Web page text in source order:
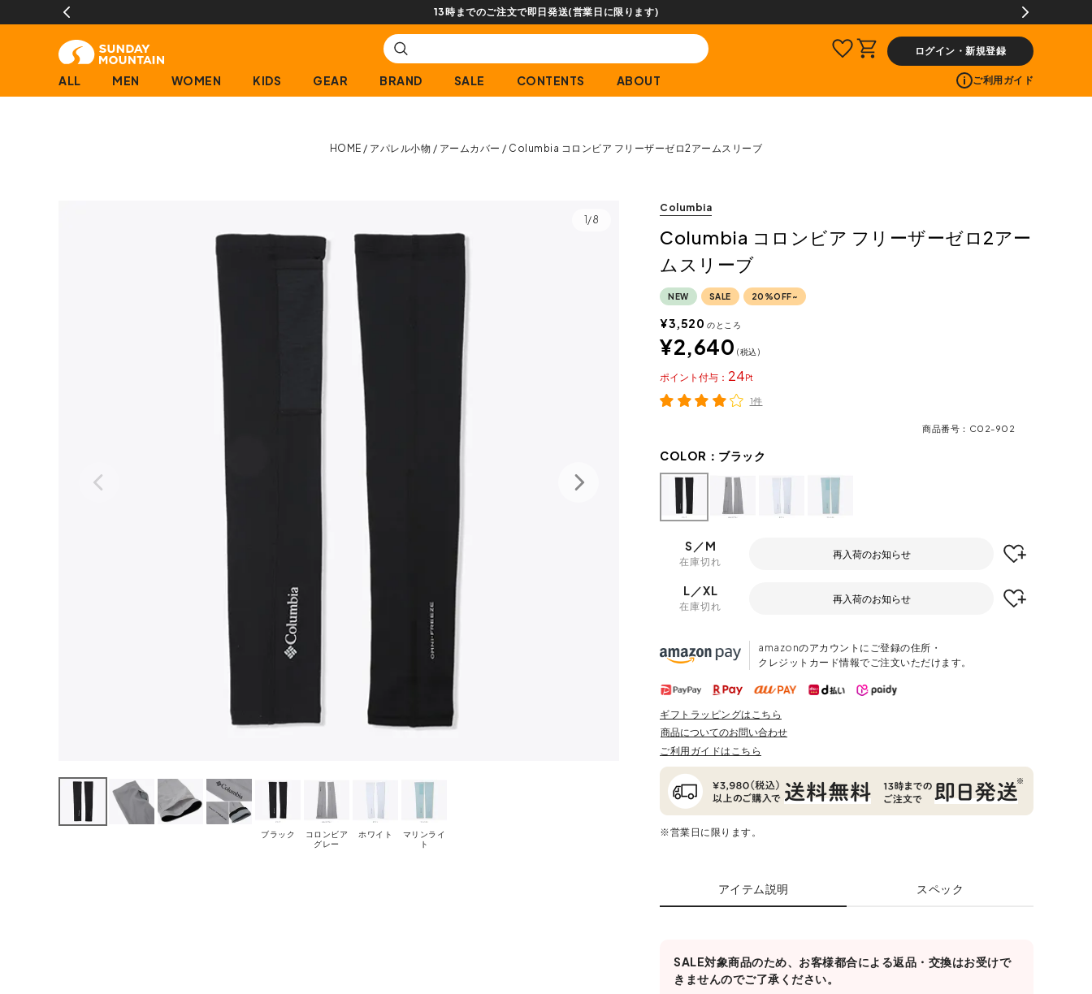
業日に限ります)
ログイン・新規登録
ALL MEN WOMEN KIDS GEAR BRAND SALE CONTENTS ABOUT ご利用ガイド
HOME アパレル小物 アームカバー Columbia コロンビア フリーザーゼロ2アームスリーブ
1/8
ブラック
コロンビア
グレー
ホワイト
マリンライ
ト
Columbia
Columbia コロンビア フリーザーゼロ2アー
ムスリーブ
NEW SALE 20%OFF~
¥3,520 のところ
¥2,640 税込
24
ポイント
1件
商品番号 C02-902
COLOR： ブラック
S／M
在庫切れ
再入荷のお知らせ
L／XL
在庫切れ
再入荷のお知らせ
amazonのアカウントにご登録の住所・
クレジットカード情報でご注文いただけます。
ギフトラッピングはこちら
商品についてのお問い合わせ
ご利用ガイドはこちら
※営業日に限ります。
アイテム説明 スペック
SALE対象商品のため、お客様都合による返品・交換はお受けで
きませんのでご了承ください。